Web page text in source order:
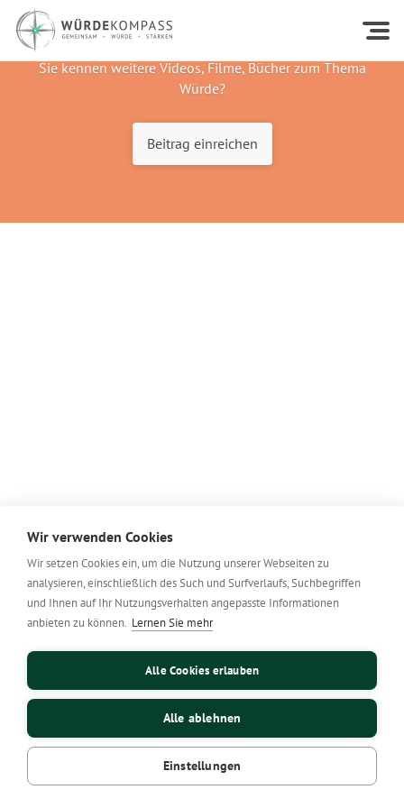
Sie kennen weitere Videos, Filme, Bücher zum Thema
Würde?
Beitrag einreichen
Wir verwenden Cookies
Wir setzen Cookies ein, um die Nutzung unserer Webseiten zu
analysieren, einschließlich des Such und Surfverlaufs, Suchbegriffen
und Ihnen auf Ihr Nutzungsverhalten angepasste Informationen
anbieten zu können. Lernen Sie mehr
Alle Cookies erlauben
Alle ablehnen
Einstellungen